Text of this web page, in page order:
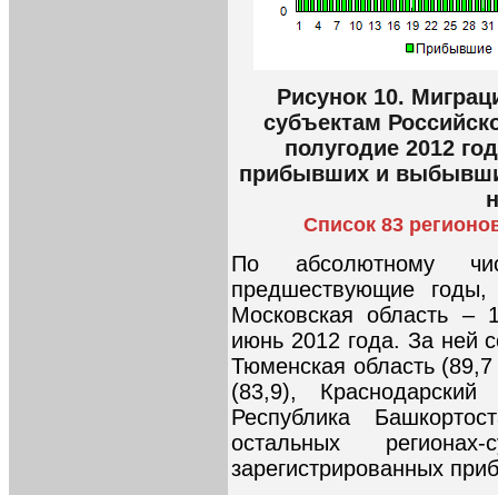
Рисунок 10.
субъектам
полугодие 2012
прибывших и
Список 83
По абсолютному
предшествующие годы,
Московская область –
июнь 2012 года. За ней
Тюменская область
(83,9),
Республика
остальных
зарегистрированных